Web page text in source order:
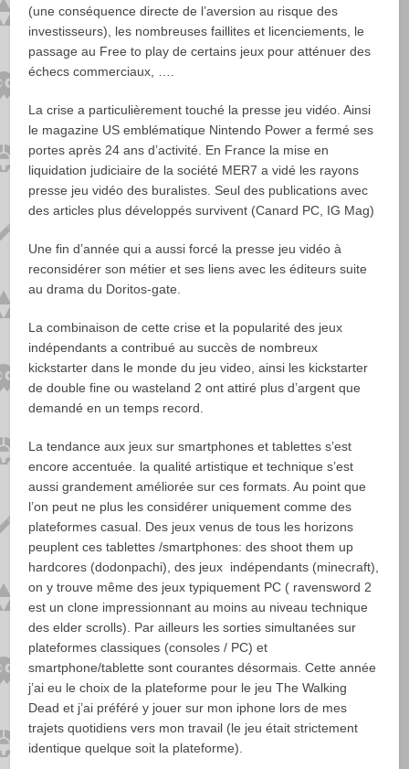
(une conséquence directe de l’aversion au risque des
investisseurs), les nombreuses faillites et licenciements, le
passage au Free to play de certains jeux pour atténuer des
échecs commerciaux, ….
La crise a particulièrement touché la presse jeu vidéo. Ainsi
le magazine US emblématique Nintendo Power a fermé ses
portes après 24 ans d’activité. En France la mise en
liquidation judiciaire de la société MER7 a vidé les rayons
presse jeu vidéo des buralistes. Seul des publications avec
des articles plus développés survivent (Canard PC, IG Mag)
Une fin d’année qui a aussi forcé la presse jeu vidéo à
reconsidérer son métier et ses liens avec les éditeurs suite
au drama du Doritos-gate.
La combinaison de cette crise et la popularité des jeux
indépendants a contribué au succès de nombreux
kickstarter dans le monde du jeu video, ainsi les kickstarter
de double fine ou wasteland 2 ont attiré plus d’argent que
demandé en un temps record.
La tendance aux jeux sur smartphones et tablettes s’est
encore accentuée. la qualité artistique et technique s’est
aussi grandement améliorée sur ces formats. Au point que
l’on peut ne plus les considérer uniquement comme des
plateformes casual. Des jeux venus de tous les horizons
peuplent ces tablettes /smartphones: des shoot them up
hardcores (dodonpachi), des jeux indépendants (minecraft),
on y trouve même des jeux typiquement PC ( ravensword 2
est un clone impressionnant au moins au niveau technique
des elder scrolls). Par ailleurs les sorties simultanées sur
plateformes classiques (consoles / PC) et
smartphone/tablette sont courantes désormais. Cette année
j’ai eu le choix de la plateforme pour le jeu The Walking
Dead et j’ai préféré y jouer sur mon iphone lors de mes
trajets quotidiens vers mon travail (le jeu était strictement
identique quelque soit la plateforme).